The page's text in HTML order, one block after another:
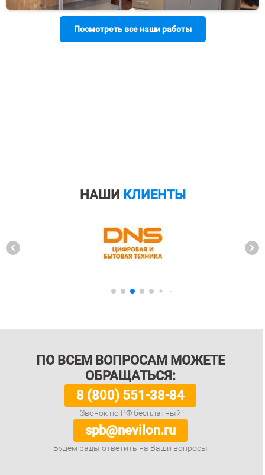
Посмотреть все наши работы
НАШИ КЛИЕНТЫ
ПО ВСЕМ ВОПРОСАМ МОЖЕТЕ
ОБРАЩАТЬСЯ:
8 (800) 551-38-84
Звонок по РФ бесплатный
spb@nevilon.ru
Будем рады ответить на Ваши вопросы